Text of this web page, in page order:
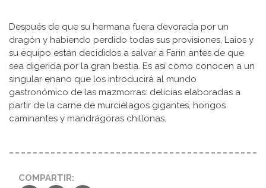
Después de que su hermana fuera devorada por un
dragón y habiendo perdido todas sus provisiones, Laios y
su equipo están decididos a salvar a Farin antes de que
sea digerida por la gran bestia. Es así como conocen a un
singular enano que los introducirá al mundo
gastronómico de las mazmorras: delicias elaboradas a
partir de la carne de murciélagos gigantes, hongos
caminantes y mandrágoras chillonas.
COMPARTIR: